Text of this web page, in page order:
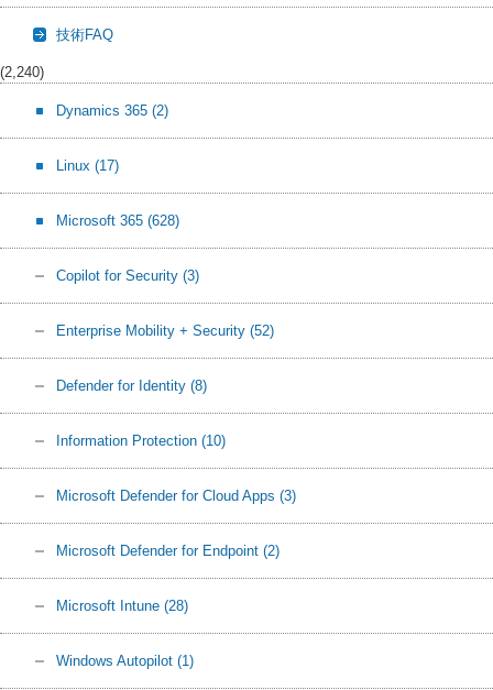
技術FAQ
(2,240)
Dynamics 365 (2)
Linux (17)
Microsoft 365 (628)
Copilot for Security (3)
Enterprise Mobility + Security (52)
Defender for Identity (8)
Information Protection (10)
Microsoft Defender for Cloud Apps (3)
Microsoft Defender for Endpoint (2)
Microsoft Intune (28)
Windows Autopilot (1)